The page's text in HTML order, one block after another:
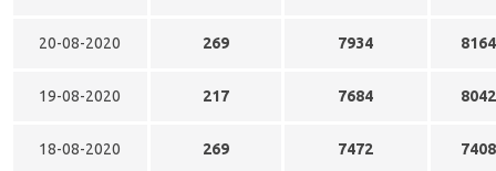
20-08-2020 269 7934
19-08-2020 217 7684
18-08-2020 269 7472